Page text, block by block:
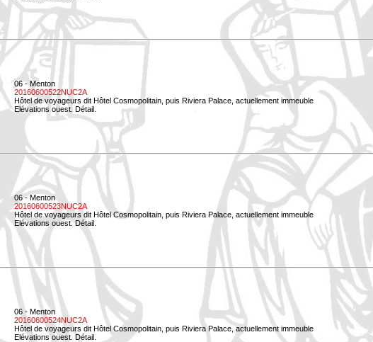
06 - Menton
20160600522NUC2A
Hôtel de voyageurs dit Hôtel Cosmopolitain, puis Riviera Palace, actuellement immeuble
Elévations ouest. Détail.
06 - Menton
20160600523NUC2A
Hôtel de voyageurs dit Hôtel Cosmopolitain, puis Riviera Palace, actuellement immeuble
Elévations ouest. Détail.
06 - Menton
20160600524NUC2A
Hôtel de voyageurs dit Hôtel Cosmopolitain, puis Riviera Palace, actuellement immeuble
Elévations ouest. Détail.